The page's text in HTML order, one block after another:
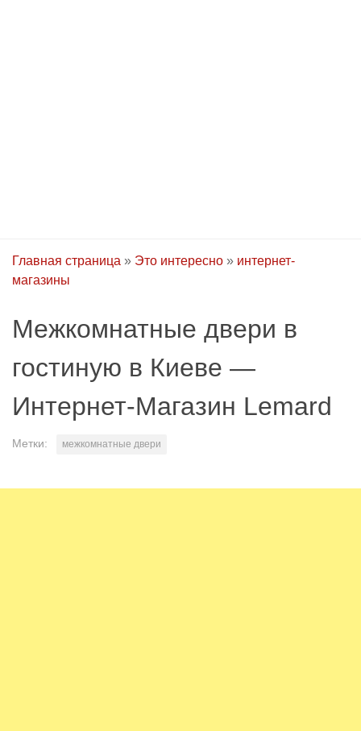
Главная страница » Это интересно » интернет-
магазины
Межкомнатные двери в
гостиную в Киеве —
Интернет-Магазин Lemard
Метки: межкомнатные двери